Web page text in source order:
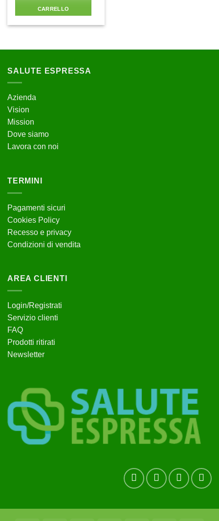
CARRELLO
SALUTE ESPRESSA
Azienda
Vision
Mission
Dove siamo
Lavora con noi
TERMINI
Pagamenti sicuri
Cookies Policy
Recesso e privacy
Condizioni di vendita
AREA CLIENTI
Login/Registrati
Servizio clienti
FAQ
Prodotti ritirati
Newsletter